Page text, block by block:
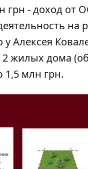
грн - доход от
на
Алексея
2 жилых дома
1,5 млн грн.